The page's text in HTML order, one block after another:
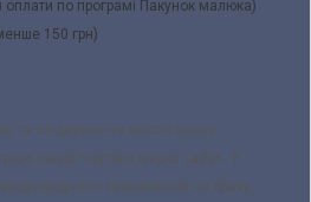
оплати по програмі Пакунок малюка)
150 грн)
та слідкуємо за якістю нашої
нашої торгової марки Ladan. У
замовлення чи браку,